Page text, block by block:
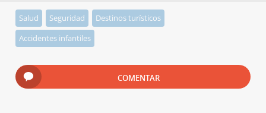
Salud Seguridad
Destinos turísticos
Accidentes infantiles
COMENTAR